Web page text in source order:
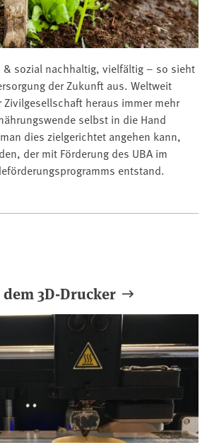
& sozial nachhaltig, vielfältig – so sieht
der Zukunft aus. Weltweit
heraus immer mehr
selbst in die Hand
dies zielgerichtet angehen kann,
der mit Förderung des UBA im
entstand.
3D-Drucker